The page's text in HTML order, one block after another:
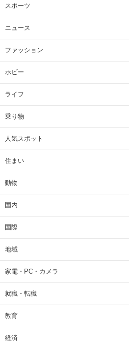
スポーツ
ニュース
ファッション
ホビー
ライフ
乗り物
人気スポット
住まい
動物
国内
国際
地域
家電・PC・カメラ
就職・転職
教育
経済